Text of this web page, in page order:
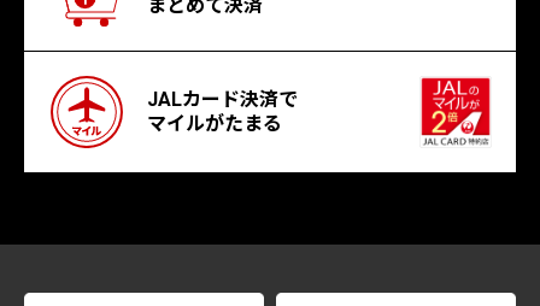
まとめて決済
JALカード決済で
マイルがたまる